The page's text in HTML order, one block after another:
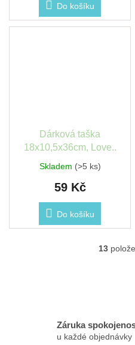
Do košíku
Dárková taška
18x10,5x36cm, Love..
Skladem (>5 ks)
59 Kč
Do košíku
13
Záruka
u každé objednávky